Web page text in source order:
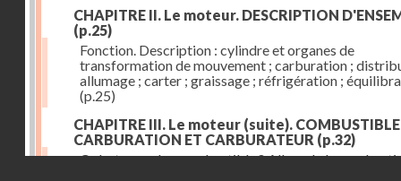
CHAPITRE II. Le moteur. DESCRIPTION
(p.25)
Fonction. Description : cylindre et organes de
transformation de mouvement ; carburation ;
allumage ; carter ; graissage ; réfrigération ;
(p.25)
CHAPITRE III. Le moteur (suite).
CARBURATION ET CARBURATEUR (p.32)
Qu'est-ce qu'un combustible ? Allure de la